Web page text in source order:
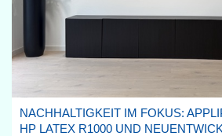
NACHHALTIGKEIT IM FOKUS:
HP LATEX R1000 UND